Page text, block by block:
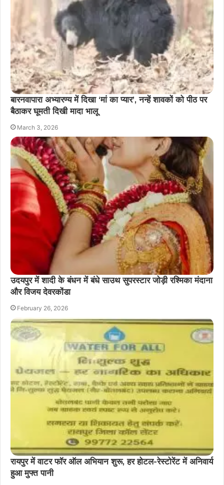
बारनवापारा अभ्यारण्य में दिखा ‘मां का प्यार’, नन्हें शावकों को पीठ पर
बैठाकर घूमती दिखी मादा भालू
March 3, 2026
उदयपुर में शादी के बंधन में बंधे साउथ सुपरस्टार जोड़ी रश्मिका मंदाना
और विजय देवरकोंडा
February 26, 2026
रायपुर में वाटर फॉर ऑल अभियान शुरू, हर होटल-रेस्टोरेंट में अनिवार्य
हुआ मुफ्त पानी